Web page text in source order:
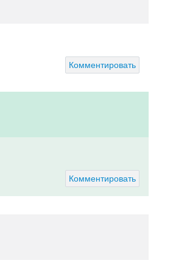
Комментировать
Комментировать